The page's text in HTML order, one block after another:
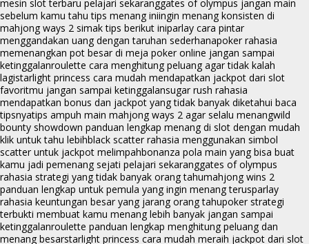
mesin slot terbaru pelajari sekaranggates of olympus jangan main
sebelum kamu tahu tips menang iniingin menang konsisten di
mahjong ways 2 simak tips berikut iniparlay cara pintar
menggandakan uang dengan taruhan sederhanapoker rahasia
memenangkan pot besar di meja poker online jangan sampai
ketinggalanroulette cara menghitung peluang agar tidak kalah
lagistarlight princess cara mudah mendapatkan jackpot dari slot
favoritmu jangan sampai ketinggalansugar rush rahasia
mendapatkan bonus dan jackpot yang tidak banyak diketahui baca
tipsnyatips ampuh main mahjong ways 2 agar selalu menangwild
bounty showdown panduan lengkap menang di slot dengan mudah
klik untuk tahu lebihblack scatter rahasia menggunakan simbol
scatter untuk jackpot melimpahbonanza pola main yang bisa buat
kamu jadi pemenang sejati pelajari sekaranggates of olympus
rahasia strategi yang tidak banyak orang tahumahjong wins 2
panduan lengkap untuk pemula yang ingin menang terusparlay
rahasia keuntungan besar yang jarang orang tahupoker strategi
terbukti membuat kamu menang lebih banyak jangan sampai
ketinggalanroulette panduan lengkap menghitung peluang dan
menang besarstarlight princess cara mudah meraih jackpot dari slot